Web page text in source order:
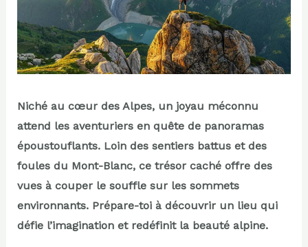
Niché au cœur des Alpes, un joyau méconnu
attend les aventuriers en quête de panoramas
époustouflants. Loin des sentiers battus et des
foules du Mont-Blanc, ce trésor caché offre des
vues à couper le souffle sur les sommets
environnants. Prépare-toi à découvrir un lieu qui
défie l’imagination et redéfinit la beauté alpine.